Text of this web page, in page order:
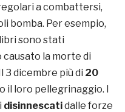
a combattersi,
bomba. Per esempio,
sono stati
la morte di
3 dicembre più di 20
il loro pellegrinaggio. I
disinnescatidalle forze